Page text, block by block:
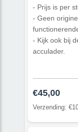
- Prijs is per
- Geen
- Kijk ook bij
acculader.
€45,00
Verzending: